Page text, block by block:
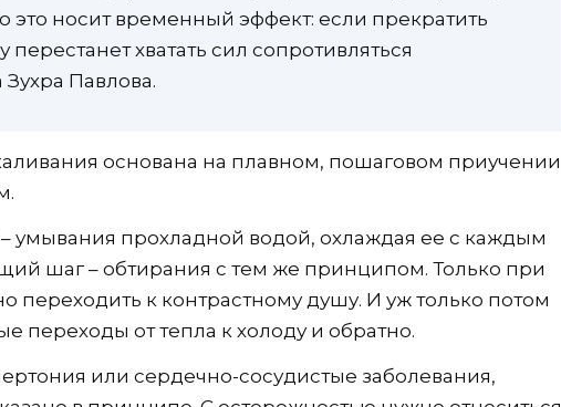
носит временный эффект: если прекратить
хватать сил сопротивляться
Павлова.
основана на плавном, пошаговом приучении
умывания прохладной водой, охлаждая ее с каждым
шаг – обтирания с тем же принципом. Только при
переходить к контрастному душу. И уж только потом
переходы от тепла к холоду и обратно.
или сердечно-сосудистые заболевания,